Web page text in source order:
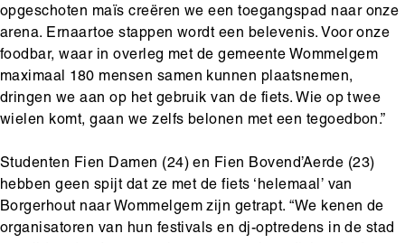
opgeschoten maïs creëren we een toegangspad naar onze
arena. Ernaartoe stappen wordt een belevenis. Voor onze
foodbar, waar in overleg met de gemeente Wommelgem
maximaal 180 mensen samen kunnen plaatsnemen,
dringen we aan op het gebruik van de fiets. Wie op twee
wielen komt, gaan we zelfs belonen met een tegoedbon.”
Studenten Fien Damen (24) en Fien Bovend’Aerde (23)
hebben geen spijt dat ze met de fiets ‘helemaal’ van
Borgerhout naar Wommelgem zijn getrapt. “We kenen de
organisatoren van hun festivals en dj-optredens in de stad